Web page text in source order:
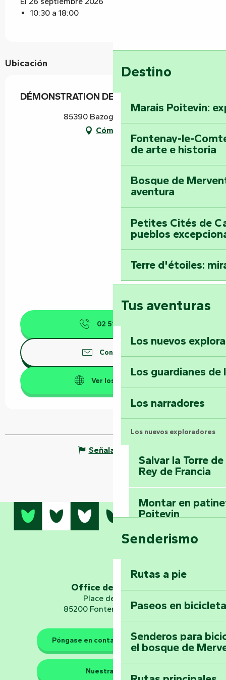
Destino
Marais Poitevin:
Fontenay-le-
de arte e historia
Bosque de
aventura
Petites Cités de
pueblos
Terre d'étoiles:
Tus aventuras
Los nuevos
Los guardianes de
Los narradores
Los nuevos exploradores
Salvar la Torre
Rey de Francia
Montar en
Poitevin
Domine los
Vouvant
Embárquese en
Planetario
Los guardianes de la
Senderismo
Rutas a pie
Paseos en
Senderos para
el bosque de
10:30 a 18:00
Ubicación
DÉMONSTRATION DE LA FORGE
85390 Bazoges-en-Pareds
Cómo llegar
02 51 51 23
Contáctenos
Ver los sitios web
Señalar un error
Office de tourisme
Place de Verdun
85200 Fontenay-le-Comte
Póngase en contacto con nosotros
Nuestras sedes